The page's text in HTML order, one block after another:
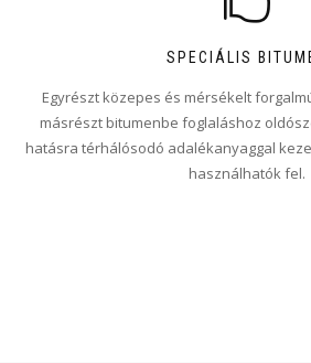
SPECIÁLIS
Egyrészt közepes és mérsékelt
másrészt bitumenbe foglaláshoz
hatásra térhálósodó adalékanyaggal
használhatók fel.